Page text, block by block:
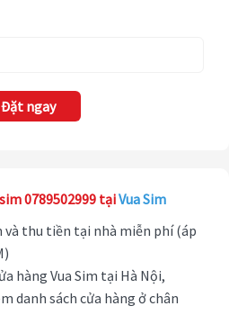
Đặt ngay
0789502999 tạiVua Sim
và thu tiền tại nhà miễn phí (áp
hàng Vua Sim tại Hà Nội,
danh sách cửa hàng ở chân